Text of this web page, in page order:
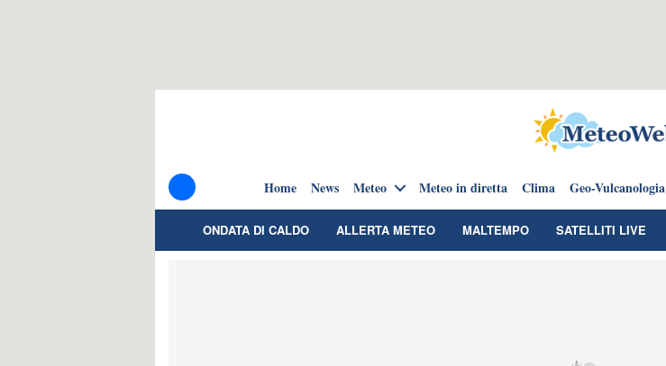
Home News Meteo Meteo in diretta Clima Geo-Vulcanologia
ONDATA DI CALDO ALLERTA METEO MALTEMPO SATELLITI LIVE